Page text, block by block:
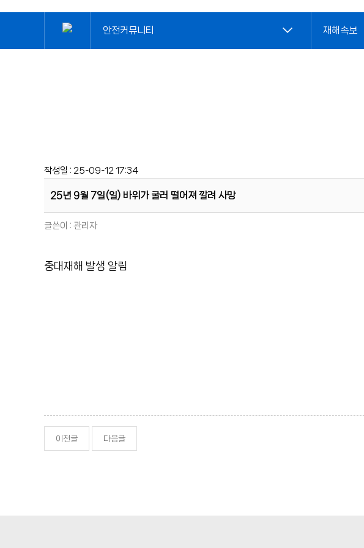
안전커뮤니티 재해속보
작성일 : 25-09-12 17:34
25년 9월 7일(일) 바위가 굴러 떨어져 깔려 사망
글쓴이 : 관리자
중대재해 발생 알림
이전글 다음글